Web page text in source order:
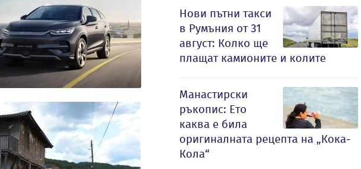
Нови пътни такси
в Румъния от 31
август: Колко ще
плащат камионите и колите
Манастирски
ръкопис: Ето
каква е била
оригиналната рецепта на „Кока-
Кола“